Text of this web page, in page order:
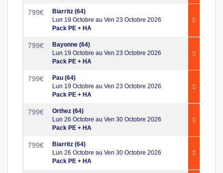
799€
Biarritz (64)
Lun 19 Octobre au Ven 23 Octobre 2026
Pack PE + HA
799€
Bayonne (64)
Lun 19 Octobre au Ven 23 Octobre 2026
Pack PE + HA
799€
Pau (64)
Lun 19 Octobre au Ven 23 Octobre 2026
Pack PE + HA
799€
Orthez (64)
Lun 26 Octobre au Ven 30 Octobre 2026
Pack PE + HA
799€
Biarritz (64)
Lun 26 Octobre au Ven 30 Octobre 2026
Pack PE + HA